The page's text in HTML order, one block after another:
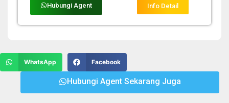
Hubungi Agent Info Detail
WhatsApp Facebook
Hubungi Agent Sekarang Juga